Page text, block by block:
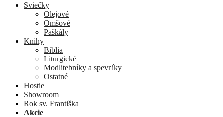
Sviečky
Olejové
Omšové
Paškály
Knihy
Biblia
Liturgické
Modlitebníky a spevníky
Ostatné
Hostie
Showroom
Rok sv. Františka
Akcie